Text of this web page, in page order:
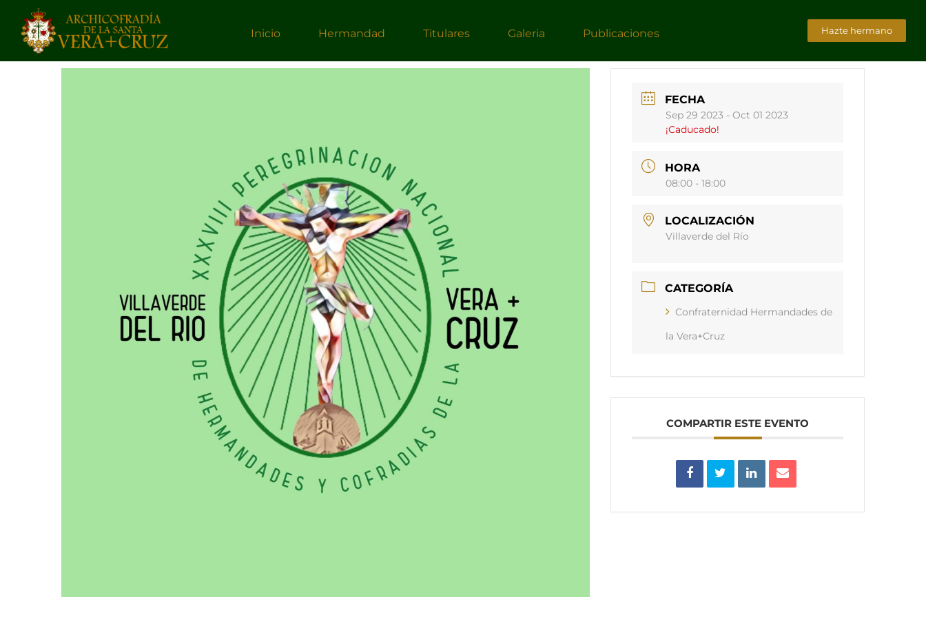
Inicio Hermandad Titulares Galeria Publicaciones Hazte hermano
FECHA
Sep 29 2023 - Oct 01 2023
¡Caducado!
HORA
08:00 - 18:00
LOCALIZACIÓN
Villaverde del Río
CATEGORÍA
Confraternidad Hermandades de
la Vera+Cruz
COMPARTIR ESTE EVENTO